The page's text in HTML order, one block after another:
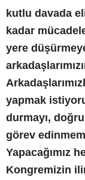
kutlu davada
kadar
yere
yapmak
durmayı,
görev
Yapacağımız
Kongremizin